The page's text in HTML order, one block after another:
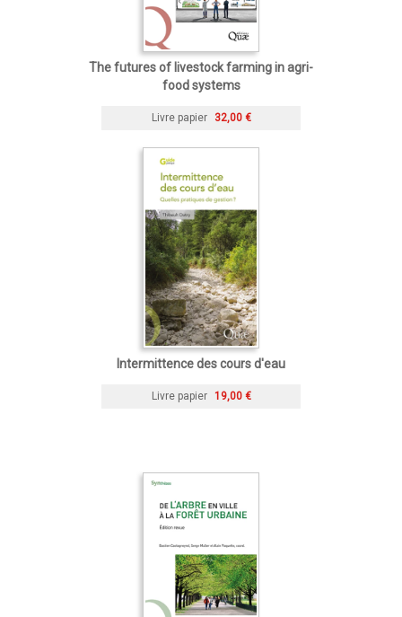
The futures of livestock farming in agri-
food systems
Livre papier 32,00 €
Intermittence des cours d'eau
Livre papier 19,00 €